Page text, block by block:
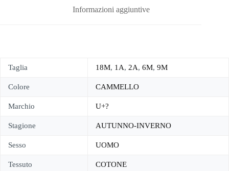
Informazioni aggiuntive
Taglia 18M, 1A, 2A, 6M, 9M
Colore CAMMELLO
Marchio U+?
Stagione AUTUNNO-INVERNO
Sesso UOMO
Tessuto COTONE